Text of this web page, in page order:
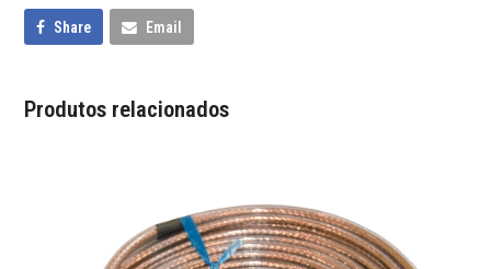
Share Email
Produtos relacionados